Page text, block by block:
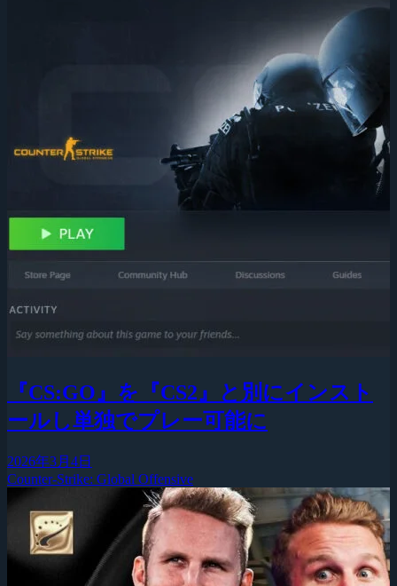
『CS:GO』を『CS2』と別にインスト
ールし単独でプレー可能に
2026年3月4日
Counter-Strike: Global Offensive